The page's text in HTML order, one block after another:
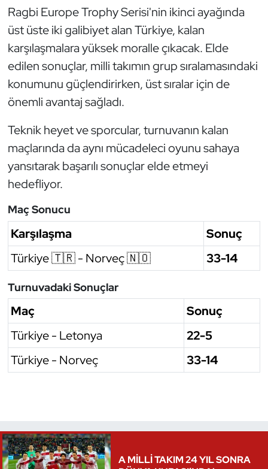
Ragbi Europe Trophy Serisi'nin ikinci ayağında
üst üste iki galibiyet alan Türkiye, kalan
karşılaşmalara yüksek moralle çıkacak. Elde
edilen sonuçlar, milli takımın grup sıralamasındaki
konumunu güçlendirirken, üst sıralar için de
önemli avantaj sağladı.
Teknik heyet ve sporcular, turnuvanın kalan
maçlarında da aynı mücadeleci oyunu sahaya
yansıtarak başarılı sonuçlar elde etmeyi
hedefliyor.
Maç Sonucu
Karşılaşma
Sonuç
Türkiye 🇹🇷 - Norveç 🇳🇴
33-14
Turnuvadaki Sonuçlar
Maç
Sonuç
Türkiye - Letonya
22-5
Türkiye - Norveç
33-14
A MİLLİ TAKIM 24 YIL SONRA
Masa Tenisi
Modern Pentatlon
Motor Sporları
Muay Thai
Okçuluk
Optimist
Oryantiring
Özel Sporcular
Ragbi
Satranç
Su Topu
Tekvando
Tenis